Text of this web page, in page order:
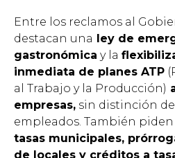
Entre los reclamos al
destacan una ley de
gastronómica y la
inmediata de planes ATP
al Trabajo y la Producción)
empresas, sin distinción
empleados. También piden
tasas municipales,
de locales y créditos a